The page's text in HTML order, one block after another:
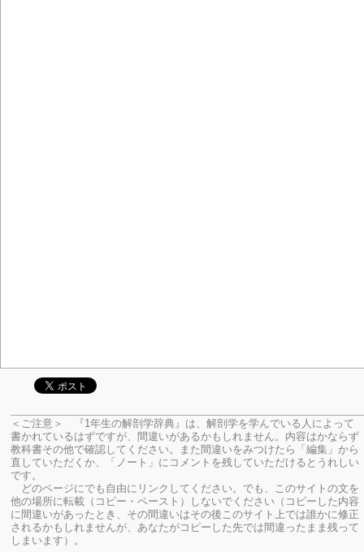
＜ご注意＞ 『1年生の解剖学辞典』は、解剖学を学んでいる人によって
書かれているはずですが、間違いがあるかもしれません。内容はかならず
教科書その他で確認してください。
また間違いをみつけたら「編集」から
直していただくか、「ノート」にコメントを残していただけるとうれしい
です。
どのページにでも自由にリンクしてください。でも、このサイトの文を
他の場所に転載（コピー・ペースト）しないでください（コピーした内容
に間違いがあったとき、その間違いはその後このサイト上では誰かに修正
されるかもしれませんが、あなたがコピーした先では間違ったまま残って
しまいます）。